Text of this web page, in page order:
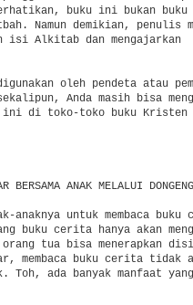
buku ini bukan buku
Namun demikian, penulis
isi Alkitab dan mengajarkan
oleh pendeta atau
Anda masih bisa
ini di toko-toko buku
BERSAMA ANAK MELALUI DONGENG
anaknya untuk membaca
buku cerita hanya akan
tua bisa menerapkan
membaca buku cerita tidak
Toh, ada banyak manfaat